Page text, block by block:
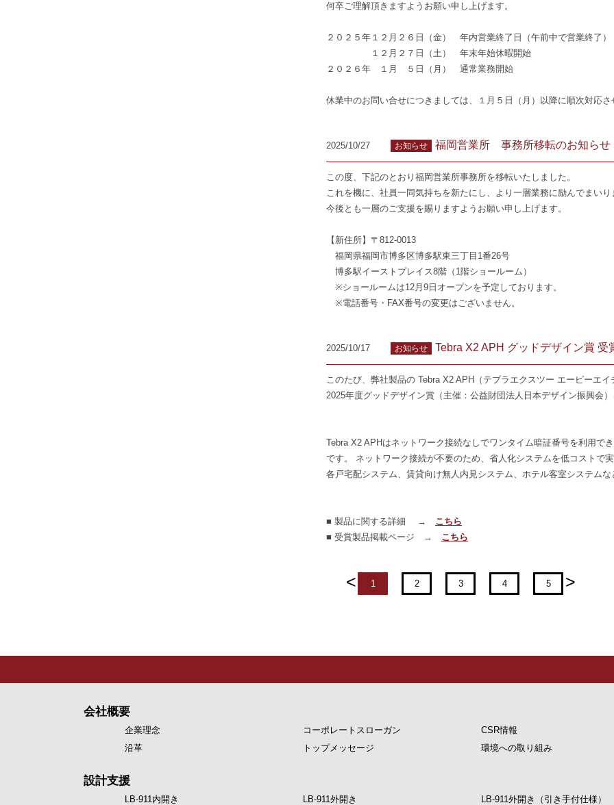
何卒ご理解頂きますようお願い申し上げます。
２０２５年１２月２６日（金） 年内営業終了日（午前中で営業終了）
１２月２７日（土） 年末年始休暇開始
２０２６年 １月 ５日（月） 通常業務開始
休業中のお問い合せにつきましては、１月５日（月）以降に順次対応さ
2025/10/27 お知らせ 福岡営業所 事務所移転のお知らせ
この度、下記のとおり福岡営業所事務所を移転いたしました。
これを機に、社員一同気持ちを新たにし、より一層業務に励んでまいり
今後とも一層のご支援を賜りますようお願い申し上げます。
【新住所】〒812-0013
福岡県福岡市博多区博多駅東三丁目1番26号
博多駅イーストプレイス8階（1階ショールーム）
※ショールームは12月9日オープンを予定しております。
※電話番号・FAX番号の変更はございません。
2025/10/17 お知らせ Tebra X2 APH グッドデザイン賞 受
このたび、弊社製品の Tebra X2 APH（テブラエクスツー エーピーエイ
2025年度グッドデザイン賞（主催：公益財団法人日本デザイン振興会）
Tebra X2 APHはネットワーク接続なしでワンタイム暗証番号を利用で
です。 ネットワーク接続が不要のため、省人化システムを低コストで実
各戸宅配システム、賃貸向け無人内見システム、ホテル客室システムな
■ 製品に関する詳細 → こちら
■ 受賞製品掲載ページ → こちら
1 2 3 4 5
< >
会社概要
企業理念 コーポレートスローガン CSR情報
沿革
トップメッセージ 環境への取り組み
設計支援
LB-911内開き LB-911外開き LB-911外開き（引き手付仕様）